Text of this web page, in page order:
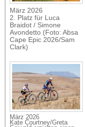
März 2026
2. Platz für Luca
Braidot / Simone
Avondetto (Foto: Absa
Cape Epic 2026/Sam
Clark)
März 2026
Kate Courtney/Greta